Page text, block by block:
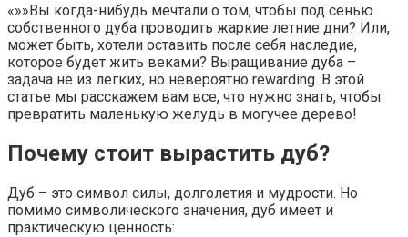
«»»Вы когда-нибудь мечтали о том, чтобы под сенью
собственного дуба проводить жаркие летние дни? Или,
может быть, хотели оставить после себя наследие,
которое будет жить веками? Выращивание дуба –
задача не из легких, но невероятно rewarding. В этой
статье мы расскажем вам все, что нужно знать, чтобы
превратить маленькую желудь в могучее дерево!
Почему стоит вырастить дуб?
Дуб – это символ силы, долголетия и мудрости. Но
помимо символического значения, дуб имеет и
практическую ценность: